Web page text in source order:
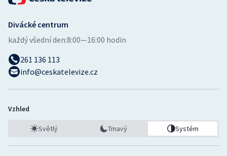
Divácké centrum
každý všední den:8:00—16:00 hodin
261 136 113
info@ceskatelevize.cz
Vzhled
Světlý Tmavý Systém